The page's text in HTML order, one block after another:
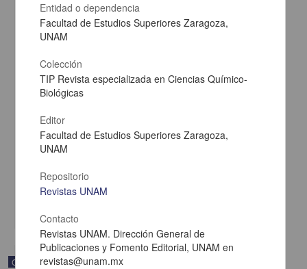
Carta de Zeferino Pérez, el general Antonio Rábago se encuentra
en la ranchería de Samalayuca
[sin fecha]
Multidisciplina
Correspondencia postal
Entidad o dependencia
Facultad de Estudios Superiores Zaragoza,
UNAM
Colección
TIP Revista especializada en Ciencias Químico-
Biológicas
Editor
Facultad de Estudios Superiores Zaragoza,
UNAM
Repositorio
Revistas UNAM
Contacto
Revistas UNAM. Dirección General de
Publicaciones y Fomento Editorial, UNAM en
revistas@unam.mx